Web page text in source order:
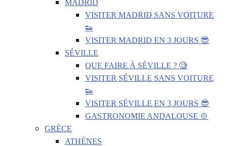
MADRID
VISITER MADRID SANS VOITURE
👟
VISITER MADRID EN 3 JOURS 😎
SÉVILLE
QUE FAIRE À SÉVILLE ? 🧐
VISITER SÉVILLE SANS VOITURE
👟
VISITER SÉVILLE EN 3 JOURS 😎
GASTRONOMIE ANDALOUSE 🍲
GRÈCE
ATHÈNES